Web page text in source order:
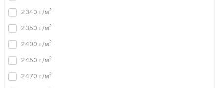
2340 г/м²
2350 г/м²
2400 г/м²
2450 г/м²
2470 г/м²